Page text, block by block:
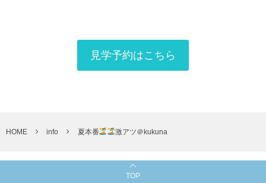
見学予約はこちら
HOME info 夏本番 激アツ＠kukuna
TOP